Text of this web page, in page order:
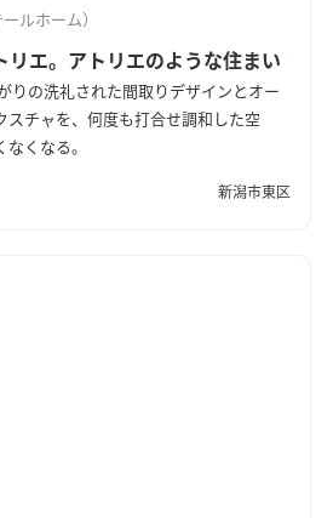
ルホーム）
リエ。アトリエのような住まい
りの洗礼された間取りデザインとオー
スチャを、何度も打合せ調和した空
くなる。
新潟市東区